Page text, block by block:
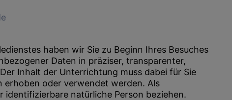
haben wir Sie zu Beginn Ihres Besuches
Daten in präziser, transparenter,
Inhalt der Unterrichtung muss dabei für Sie
erhoben oder verwendet werden. Als
natürliche Person beziehen.